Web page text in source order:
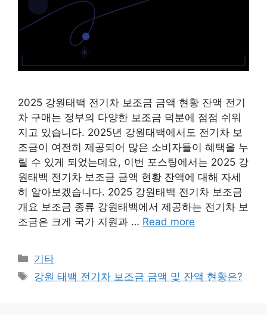
2025 강원태백 전기차 보조금 금액 현황 잔액 전기
차 구매는 정부의 다양한 보조금 덕분에 점점 쉬워
지고 있습니다. 2025년 강원태백에서도 전기차 보
조금이 여전히 제공되어 많은 소비자들이 혜택을 누
릴 수 있게 되었는데요, 이번 포스팅에서는 2025 강
원태백 전기차 보조금 금액 현황 잔액에 대해 자세
히 알아보겠습니다. 2025 강원태백 전기차 보조금
개요 보조금 종류 강원태백에서 제공하는 전기차 보
조금은 크게 국가 지원과 … Read more
Categories
기타
Tags
강원 태백 전기차 보조금 금액 및 잔액 현황은?